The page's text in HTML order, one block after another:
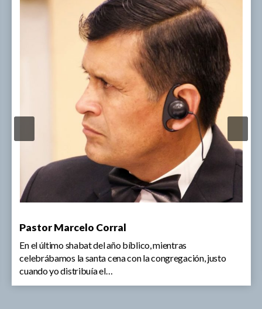
Pastor Marcelo Corral
En el último shabat del año bíblico, mientras
celebrábamos la santa cena con la congregación, justo
cuando yo distribuía el…